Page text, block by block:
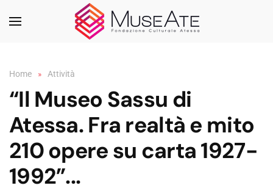
Skip to main content
Home Attività
“Il Museo Sassu di
Atessa. Fra realtà e mito
210 opere su carta 1927-
1992”...